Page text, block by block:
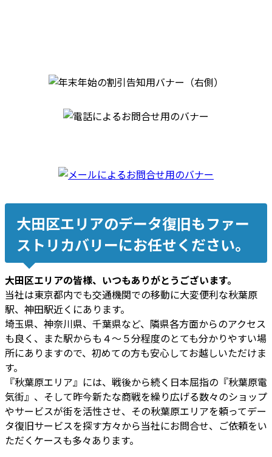
大田区エリアのデータ復旧もファー
ストリカバリーにお任せください。
大田区エリアの皆様、いつもありがとうございます。
当社は東京都内でも交通機関での移動に大変便利な秋葉原
駅、神田駅近くにあります。
埼玉県、神奈川県、千葉県など、隣県各方面からのアクセス
も良く、また駅からも４～５分程度のとても分かりやすい場
所にありますので、初めての方も安心してお越しいただけま
す。
『秋葉原エリア』には、戦後から続く日本屈指の『秋葉原電
気街』、そして昨今新たな商戦を繰り広げる数々のショップ
やサービスが街を活性させ、その秋葉原エリアを頼ってデー
タ復旧サービスを探す方々から当社にお問合せ、ご依頼をい
ただくケースも多々あります。